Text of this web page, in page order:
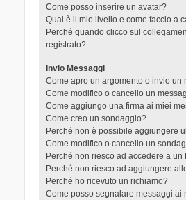
Come posso inserire un avatar?
Qual è il mio livello e come faccio a
Perché quando clicco sul
registrato?
Invio Messaggi
Come apro un argomento o invio un
Come modifico o cancello un
Come aggiungo una firma ai miei
Come creo un sondaggio?
Perché non è possibile aggiungere
Come modifico o cancello un
Perché non riesco ad accedere a un
Perché non riesco ad aggiungere
Perché ho ricevuto un richiamo?
Come posso segnalare messaggi ai